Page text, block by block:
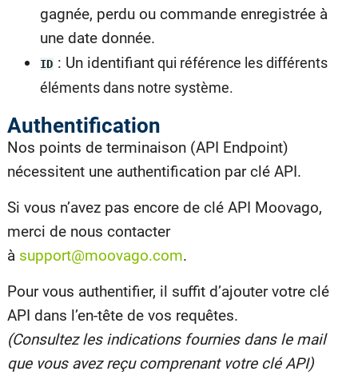
gagnée, perdu ou commande enregistrée à
une date donnée.
ID : Un identifiantqui référence les différents
éléments dans notre système.
Authentification
Nos points de terminaison (API Endpoint)
nécessitent une authentification par clé API.
Si vous n’avez pas encore de clé API Moovago,
merci de nous contacter
à support@moovago.com.
Pour vous authentifier, il suffit d’ajouter votre clé
API dans l’en-tête de vos requêtes.
(Consultez les indications fournies dans le mail
que vous avez reçu comprenant votre clé API)